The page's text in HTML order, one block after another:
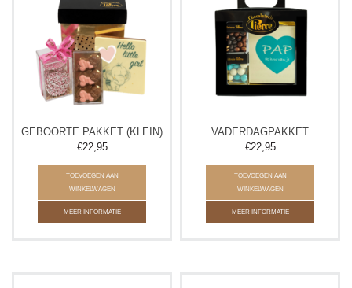
GEBOORTE PAKKET (KLEIN)
€22,95
TOEVOEGEN AAN
WINKELWAGEN
MEER INFORMATIE
VADERDAGPAKKET
€22,95
TOEVOEGEN AAN
WINKELWAGEN
MEER INFORMATIE